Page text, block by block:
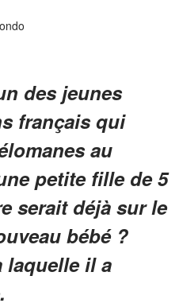
des jeunes
français qui
au
petite fille de 5
serait déjà sur le
bébé ?
laquelle il a